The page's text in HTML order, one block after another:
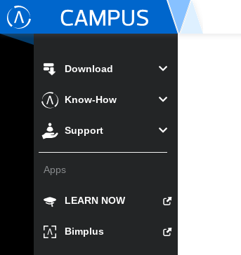
Download
Know-How
Support
Apps
LEARN NOW
Bimplus